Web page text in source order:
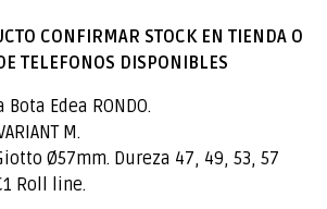
CONFIRMAR STOCK EN TIENDA O
TELEFONOS DISPONIBLES
Edea RONDO.
M.
Ø57mm. Dureza 47, 49, 53, 57
Roll line.